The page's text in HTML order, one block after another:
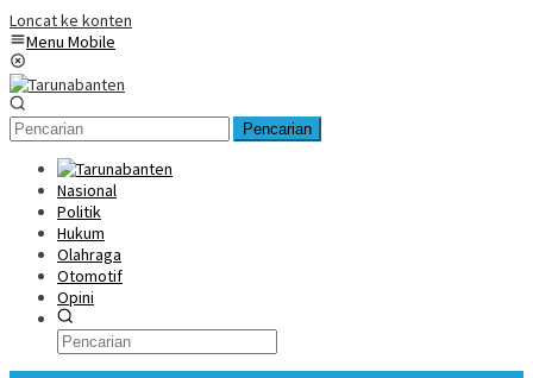
Loncat ke konten
Menu Mobile
Pencarian
Nasional
Politik
Hukum
Olahraga
Otomotif
Opini